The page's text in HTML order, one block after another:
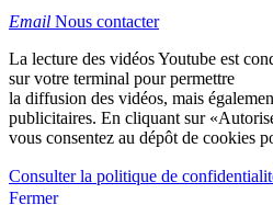
Email Nous contacter
La lecture des vidéos Youtube est
sur votre terminal pour permettre
la diffusion des vidéos, mais
publicitaires. En cliquant sur
vous consentez au dépôt de cookies
Consulter la politique de
Fermer